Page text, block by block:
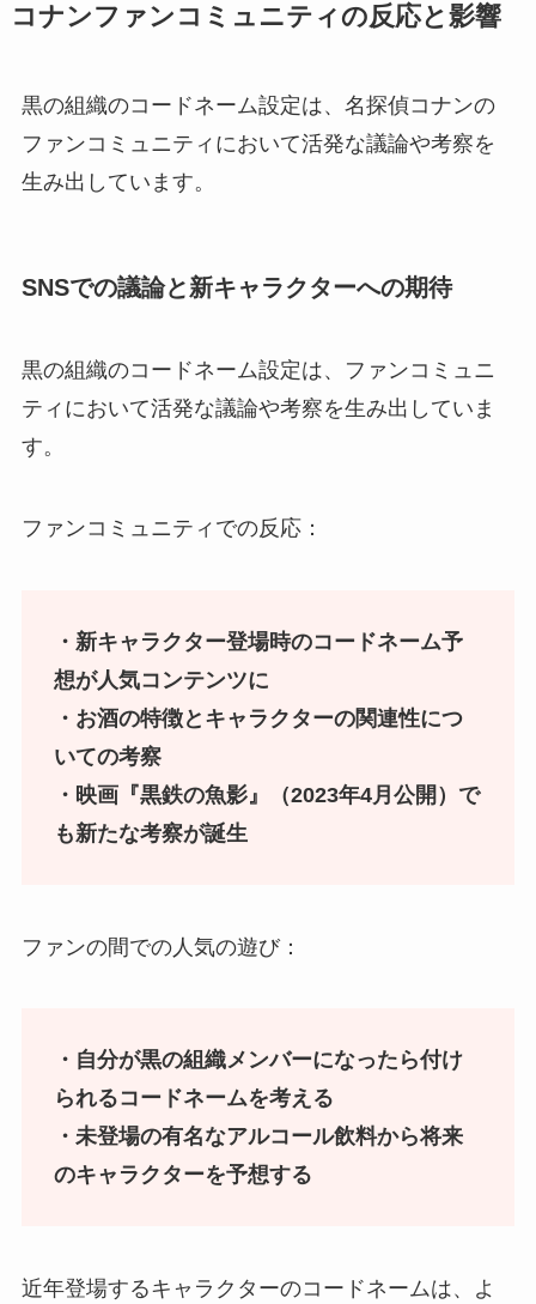
コナンファンコミュニティの反応と影響
黒の組織のコードネーム設定は、名探偵コナンの
ファンコミュニティにおいて活発な議論や考察を
生み出しています。
SNSでの議論と新キャラクターへの期待
黒の組織のコードネーム設定は、ファンコミュニ
ティにおいて活発な議論や考察を生み出していま
す。
ファンコミュニティでの反応：
・新キャラクター登場時のコードネーム予
想が人気コンテンツに
・お酒の特徴とキャラクターの関連性につ
いての考察
・映画『黒鉄の魚影』（2023年4月公開）で
も新たな考察が誕生
ファンの間での人気の遊び：
・自分が黒の組織メンバーになったら付け
られるコードネームを考える
・未登場の有名なアルコール飲料から将来
のキャラクターを予想する
近年登場するキャラクターのコードネームは、よ